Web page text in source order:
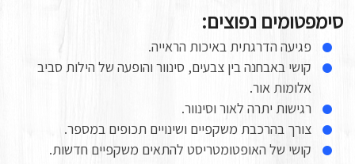
סימפטומים נפוצים:
פגיעה הדרגתית באיכות הראייה.
קושי באבחנה בין צבעים, סינוור והופעה של הילות סביב
אלומות אור.
רגישות יתרה לאור וסינוור.
צורך בהרכבת משקפיים ושינויים תכופים במספר.
קושי של האופטומטריסט להתאים משקפיים חדשות.